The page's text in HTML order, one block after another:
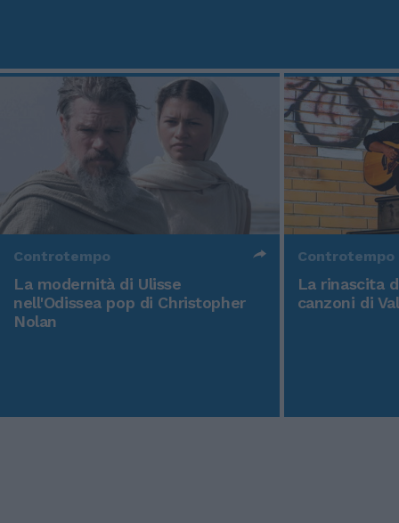
Controtempo
La modernità di Ulisse
nell'Odissea pop di Christopher
Nolan
Controtempo
La rinascita
canzoni di